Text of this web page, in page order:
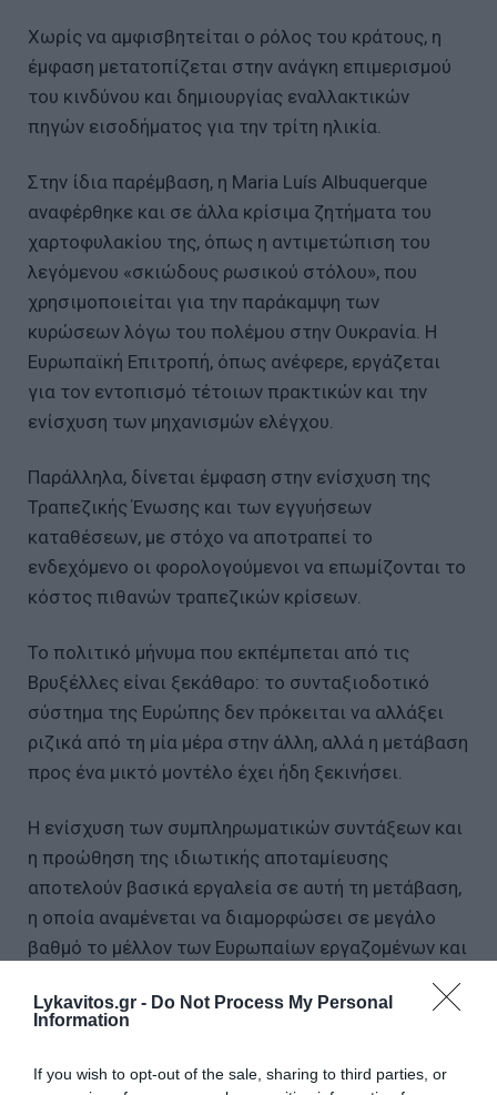
Lykavitos.gr - Do Not Process My Personal
Information
If you wish to opt-out of the sale, sharing to third parties, or
Χωρίς να αμφισβητείται ο ρόλος του κράτους, η
έμφαση μετατοπίζεται στην ανάγκη επιμερισμού
του κινδύνου και δημιουργίας εναλλακτικών
πηγών εισοδήματος για την τρίτη ηλικία.
Στην ίδια παρέμβαση, η Maria Luís Albuquerque
αναφέρθηκε και σε άλλα κρίσιμα ζητήματα του
χαρτοφυλακίου της, όπως η αντιμετώπιση του
λεγόμενου «σκιώδους ρωσικού στόλου», που
χρησιμοποιείται για την παράκαμψη των
κυρώσεων λόγω του πολέμου στην Ουκρανία. Η
Ευρωπαϊκή Επιτροπή, όπως ανέφερε, εργάζεται
για τον εντοπισμό τέτοιων πρακτικών και την
ενίσχυση των μηχανισμών ελέγχου.
Παράλληλα, δίνεται έμφαση στην ενίσχυση της
Τραπεζικής Ένωσης και των εγγυήσεων
καταθέσεων, με στόχο να αποτραπεί το
ενδεχόμενο οι φορολογούμενοι να επωμίζονται το
κόστος πιθανών τραπεζικών κρίσεων.
Το πολιτικό μήνυμα που εκπέμπεται από τις
Βρυξέλλες είναι ξεκάθαρο: το συνταξιοδοτικό
σύστημα της Ευρώπης δεν πρόκειται να αλλάξει
ριζικά από τη μία μέρα στην άλλη, αλλά η μετάβαση
προς ένα μικτό μοντέλο έχει ήδη ξεκινήσει.
Η ενίσχυση των συμπληρωματικών συντάξεων και
η προώθηση της ιδιωτικής αποταμίευσης
αποτελούν βασικά εργαλεία σε αυτή τη μετάβαση,
η οποία αναμένεται να διαμορφώσει σε μεγάλο
βαθμό το μέλλον των Ευρωπαίων εργαζομένων και
συνταξιοδότησή τους.
οικονομίες της Ευρωζώνης, η εκλογή Πιερρακάκη